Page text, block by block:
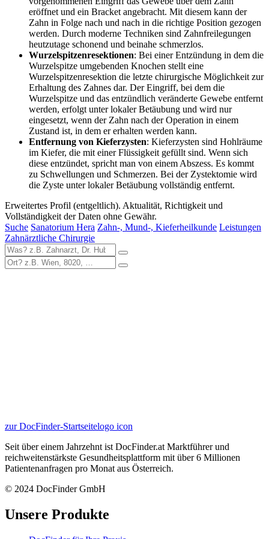
eröffnet und ein Bracket angebracht. Mit diesem kann der
Zahn in Folge nach und nach in die richtige Position gezogen
werden. Durch moderne Techniken sind Zahnfreilegungen
heutzutage schonend und beinahe schmerzlos.
Wurzelspitzenresektionen: Bei einer Entzündung in dem die
Wurzelspitze umgebenden Knochen stellt eine
Wurzelspitzenresektion die letzte chirurgische Möglichkeit zur
Erhaltung des Zahnes dar. Der Eingriff, bei dem die
Wurzelspitze und das entzündlich veränderte Gewebe entfernt
werden, erfolgt unter lokaler Betäubung und wird nur
eingesetzt, wenn der Zahn nach der Operation in einem
Zustand ist, in dem er erhalten werden kann.
Entfernung von Kieferzysten: Kieferzysten sind Hohlräume
im Kiefer, die mit einer Flüssigkeit gefüllt sind. Wenn sich
diese entzündet, spricht man von einem Abszess. Es kommt
zu Schwellungen und Schmerzen. Bei der Zystektomie wird
die Zyste unter lokaler Betäubung vollständig entfernt.
Erweitertes Profil (entgeltlich). Aktualität, Richtigkeit und
Vollständigkeit der Daten ohne Gewähr.
Suche Sanatorium Hera Zahn-, Mund-, Kieferheilkunde Leistungen
Zahnärztliche Chirurgie
zur DocFinder-Startseitelogo icon
Seit über einem Jahrzehnt ist DocFinder.at Marktführer und
reichweitenstärkste Gesundheitsplattform mit über 6 Millionen
Patientenanfragen pro Monat aus Österreich.
© 2024 DocFinder GmbH
Unsere Produkte